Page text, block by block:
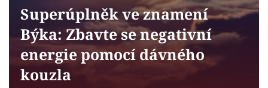
Sledujte prima+
Filmový festival Karlovy Vary
Superúplněk ve znamení
Býka: Zbavte se negativní
energie pomocí dávného
kouzla